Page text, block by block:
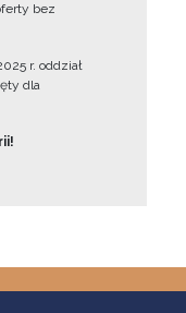
bez
r. oddział
dla